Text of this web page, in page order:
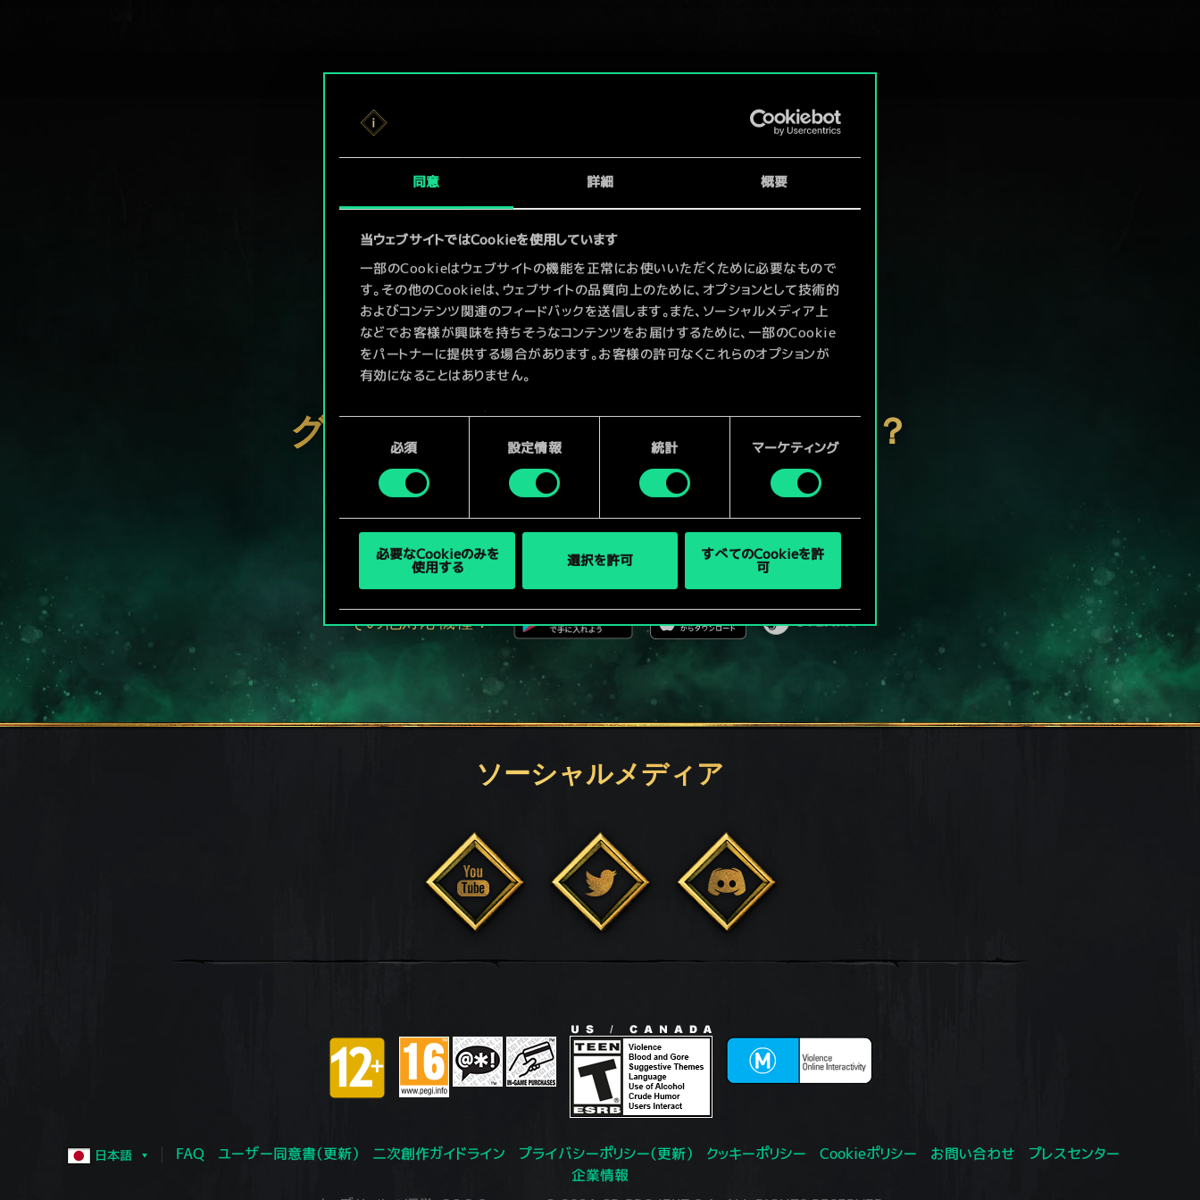
同意 詳細 概要
当ウェブサイトではCookieを使用しています
一部のCookieはウェブサイトの機能を正常にお使いいただくために必要なもので
す。その他のCookieは、ウェブサイトの品質向上のために、オプションとして技術的
およびコンテンツ関連のフィードバックを送信します。また、ソーシャルメディア上
などでお客様が興味を持ちそうなコンテンツをお届けするために、一部のCookie
をパートナーに提供する場合があります。お客様の許可なくこれらのオプションが
有効になることはありません。
Cookieの使用およびパフォーマンスの変更点に関する詳細は、下記の「設定」メニ
ューでご確認ください。
必須 設定情報 統計 マーケティング
必要なCookieのみを
使用する 選択を許可 すべてのCookieを許
可
グウェントでひと勝負といかないか？
PCで無料プレイ！
本作はアイテム課金型の基本無料ゲームです
その他対応機種：
ソーシャルメディア
日本語 FAQ ユーザー同意書（更新） 二次創作ガイドライン プライバシーポリシー（更新） クッキーポリシー Cookieポリシー お問い合わせ
プレスセンター
企業情報